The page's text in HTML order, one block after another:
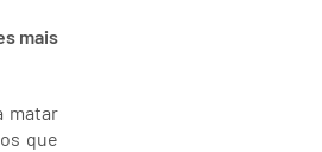
mais
matar
que